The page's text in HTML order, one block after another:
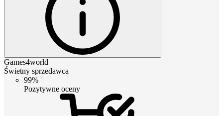
Games4world
Świetny sprzedawca
99%
Pozytywne oceny